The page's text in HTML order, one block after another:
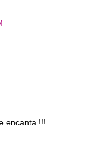
encanta !!!